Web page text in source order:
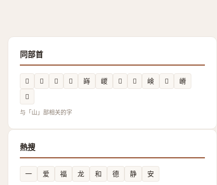
同部首
𡹐 𱛫 𭖫 𱛈 嵵 嵕 𡴽 𡻑 𡸴 𡺁
嵴
𡹃
与「山」部相关的字
熱搜
一 爱 福 龙 和 德 静 安